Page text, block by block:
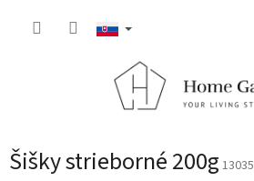
Šišky strieborné 200g 13035